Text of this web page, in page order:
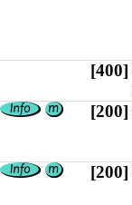
[400]
[200]
[200]